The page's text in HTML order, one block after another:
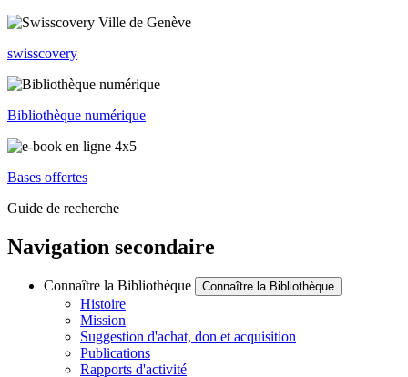
swisscovery
Bibliothèque numérique
Bases offertes
Guide de recherche
Navigation secondaire
Connaître la Bibliothèque Connaître la Bibliothèque
Histoire
Mission
Suggestion d'achat, don et acquisition
Publications
Rapports d'activité